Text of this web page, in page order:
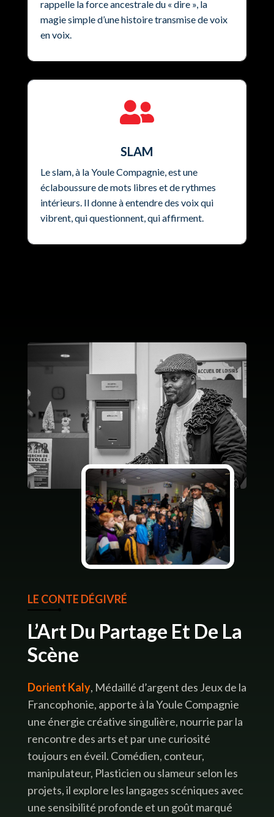
rappelle la force ancestrale du « dire », la
magie simple d’une histoire transmise de voix
en voix.

SLAM
Le slam, à la Youle Compagnie, est une
éclaboussure de mots libres et de rythmes
intérieurs. Il donne à entendre des voix qui
vibrent, qui questionnent, qui affirment.
LE CONTE DÉGIVRÉ
L’Art Du Partage Et De La
Scène
Dorient Kaly, Médaillé d’argent des Jeux de la
Francophonie, apporte à la Youle Compagnie
une énergie créative singulière, nourrie par la
rencontre des arts et par une curiosité
toujours en éveil. Comédien, conteur,
manipulateur, Plasticien ou slameur selon les
projets, il explore les langages scéniques avec
une sensibilité profonde et un goût marqué